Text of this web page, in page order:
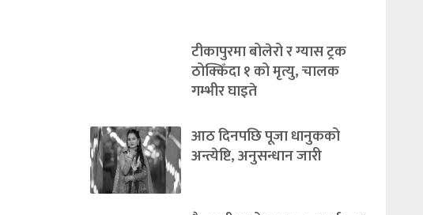
टीकापुरमा बोलेरो र ग्यास ट्रक
ठोक्किँदा १ को मृत्यु, चालक
गम्भीर घाइते
आठ दिनपछि पूजा धानुकको
अन्त्येष्टि, अनुसन्धान जारी